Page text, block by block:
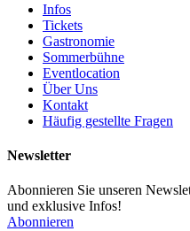
Infos
Tickets
Gastronomie
Sommerbühne
Eventlocation
Über Uns
Kontakt
Häufig gestellte Fragen
Newsletter
Abonnieren Sie unseren
und exklusive Infos!
Abonnieren